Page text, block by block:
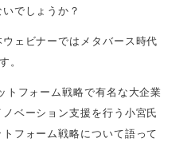
でしょうか？
ェビナーではメタバース時代
。
トフォーム戦略で有名な大企業
ベーション支援を行う小宮氏
フォーム戦略について語って